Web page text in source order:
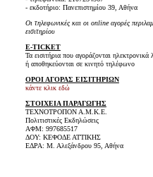
- εκδοτήριο: Πανεπιστημίου 39, Αθήνα
Οι τηλεφωνικές και οι online αγορές
εισιτηρίου
E-TICKET
Τα εισιτήρια που αγοράζονται
ή αποθηκεύονται σε κινητό τηλέφωνο
ΟΡΟΙ ΑΓΟΡΑΣ ΕΙΣΙΤΗΡΙΩΝ
κάντε κλικ εδώ
ΣΤΟΙΧΕΙΑ ΠΑΡΑΓΩΓΗΣ
ΤΕΧΝΟΤΡΟΠΟΝ Α.Μ.Κ.Ε.
Πολιτιστικές Εκδηλώσεις
ΑΦΜ: 997685517
ΔΟΥ: ΚΕΦΟΔΕ ΑΤΤΙΚΗΣ
ΕΔΡΑ: Μ. Αλεξάνδρου 95, Αθήνα